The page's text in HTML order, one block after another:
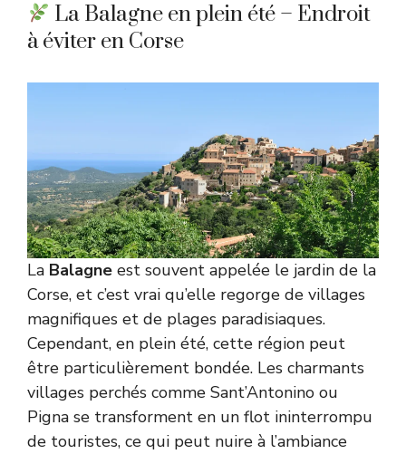
La Balagne en plein été – Endroit
à éviter en Corse
La Balagne est souvent appelée le jardin de la
Corse, et c’est vrai qu’elle regorge de villages
magnifiques et de plages paradisiaques.
Cependant, en plein été, cette région peut
être particulièrement bondée. Les charmants
villages perchés comme Sant’Antonino ou
Pigna se transforment en un flot ininterrompu
de touristes, ce qui peut nuire à l’ambiance